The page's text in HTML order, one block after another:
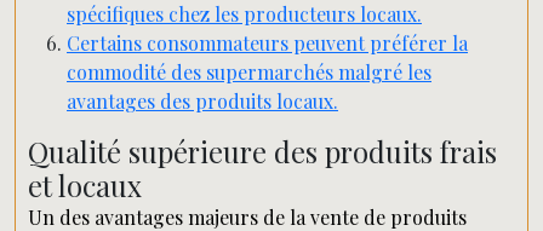
spécifiques chez les producteurs locaux.
Certains consommateurs peuvent préférer la
commodité des supermarchés malgré les
avantages des produits locaux.
Qualité supérieure des produits frais
et locaux
Un des avantages majeurs de la vente de produits